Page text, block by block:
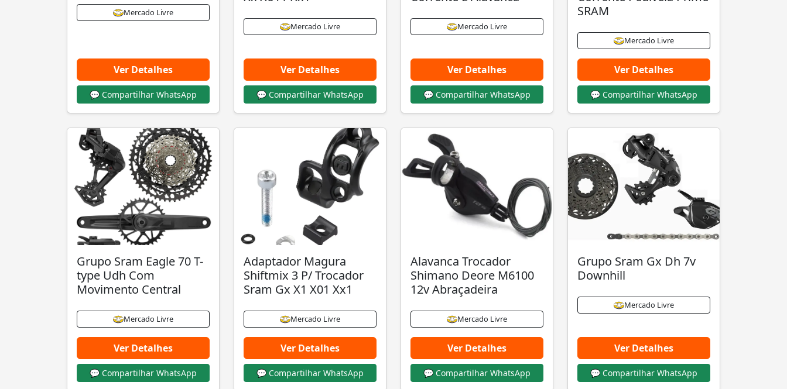
Mercado Livre
Ver Detalhes
💬 Compartilhar WhatsApp
Mercado Livre
Ver Detalhes
💬 Compartilhar WhatsApp
Mercado Livre
Ver Detalhes
💬 Compartilhar WhatsApp
SRAM
Mercado Livre
Ver Detalhes
💬 Compartilhar WhatsApp
Grupo Sram Eagle 70 T-
type Udh Com
Movimento Central
Mercado Livre
Ver Detalhes
💬 Compartilhar WhatsApp
Adaptador Magura
Shiftmix 3 P/ Trocador
Sram Gx X1 X01 Xx1
Mercado Livre
Ver Detalhes
💬 Compartilhar WhatsApp
Alavanca Trocador
Shimano Deore M6100
12v Abraçadeira
Mercado Livre
Ver Detalhes
💬 Compartilhar WhatsApp
Grupo Sram Gx Dh 7v
Downhill
Mercado Livre
Ver Detalhes
💬 Compartilhar WhatsApp